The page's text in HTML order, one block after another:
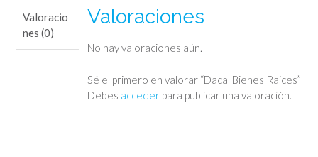
Valoracio
nes (0)
Valoraciones
No hay valoraciones aún.
Sé el primero en valorar “Dacal Bienes Raices”
Debes accederpara publicar una valoración.